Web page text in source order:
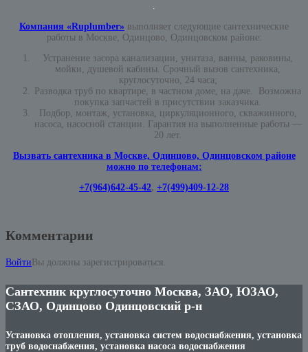
.
Компания «Ruplumber» выполняет следующие сантехнические
работы в Москве, Одинцово, Одинцовском районе:
Устранение засора канализации, унитаза, ванны, раковины,
мойки, душевой кабины. Срочный вызов сантехника,
круглосуточно, 24 часа;
Разводка труб по квартире, в частном доме, на даче. Возможна
покупка запчастей в присутствии заказчика.
Подбор, монтаж, установка, циркуляционного, скважинного,
насоса, насосной станции. Гарантия на выполненные работы —
20 лет.
Вызвать сантехника в Москве, Одинцово, Одинцовском районе
можно по телефонам:
+7(964)642-45-42, +7(499)409-12-28
Комментарии
Войти Вы должны зарегистрироваться.
Сантехник круглосуточно Москва, ЗАО, ЮЗАО,
СЗАО, Одинцово Одинцовский р-н
Установка отопления, установка систем водоснабжения, установка
труб водоснабжения, установка насоса водоснабжения